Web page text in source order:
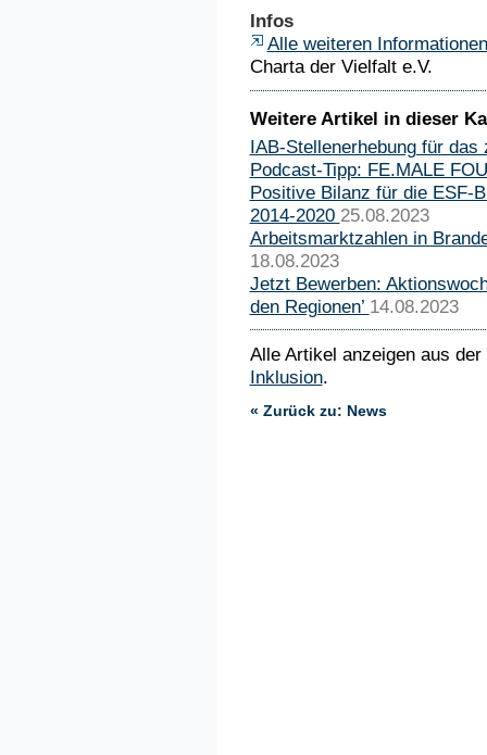
Infos
Alle weiteren Informationen
Charta der Vielfalt e.V.
Weitere Artikel in dieser
IAB-Stellenerhebung für das
Podcast-Tipp: FE.MALE
Positive Bilanz für die ESF-
2014-2020 25.08.2023
Arbeitsmarktzahlen in
18.08.2023
Jetzt Bewerben:
den Regionen’ 14.08.2023
Alle Artikel anzeigen aus
Inklusion.
« Zurück zu: News